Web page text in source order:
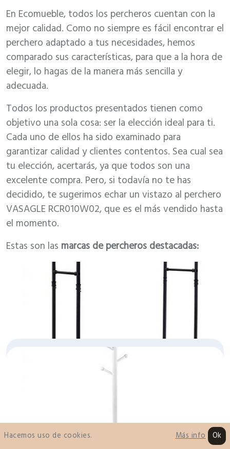
En Ecomueble, todos los percheros cuentan con la
mejor calidad. Como no siempre es fácil encontrar el
perchero adaptado a tus necesidades, hemos
comparado sus características, para que a la hora de
elegir, lo hagas de la manera más sencilla y
adecuada.
Todos los productos presentados tienen como
objetivo una sola cosa: ser la elección ideal para ti.
Cada uno de ellos ha sido examinado para
garantizar calidad y clientes contentos. Sea cual sea
tu elección, acertarás, ya que todos son una
excelente compra. Pero, si todavía no te has
decidido, te sugerimos echar un vistazo al perchero
VASAGLE RCR010W02, que es el más vendido hasta
el momento.
Estas son las marcas de percheros destacadas:
SONGMICS
Hacemos uso de cookies. Más info Ok